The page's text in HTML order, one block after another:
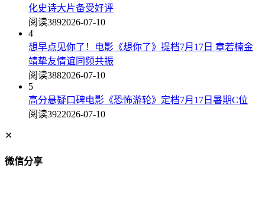
化史诗大片备受好评
阅读3892026-07-10
4
想早点见你了！电影《想你了》提档7月17日 章若楠金
靖挚友情谊同频共振
阅读3882026-07-10
5
高分悬疑口碑电影《恐怖游轮》定档7月17日暑期C位
阅读3922026-07-10
✕
微信分享